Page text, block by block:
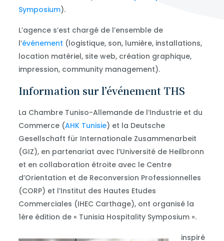
Symposium).
L’agence s’est chargé de l’ensemble de
l’événement (logistique, son, lumière, installations,
location matériel, site web, création graphique,
impression, community management).
Information sur l’événement THS
La Chambre Tuniso-Allemande de l’Industrie et du
Commerce (AHK Tunisie) et la Deutsche
Gesellschaft für Internationale Zusammenarbeit
(GIZ), en partenariat avec l’Université de Heilbronn
et en collaboration étroite avec le Centre
d’Orientation et de Reconversion Professionnelles
(CORP) et l’Institut des Hautes Etudes
Commerciales (IHEC Carthage), ont organisé la
1ère édition de « Tunisia Hospitality Symposium ».
inspiré